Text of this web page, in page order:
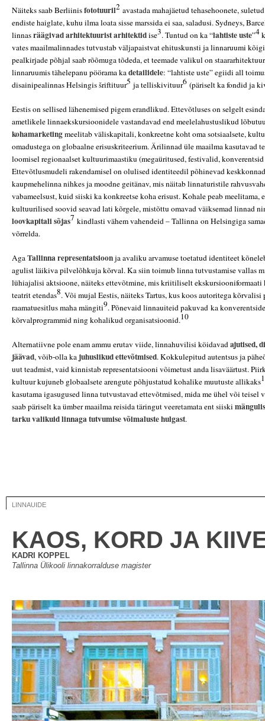
Näiteks saab Berliinisfototuuril2 avastada mahajäetud tehasehoonete,
endiste haiglate, kuhu ilma loata sisse marssida ei saa, saladusi.Sydneys,
linnasräägivad arhitektuurist arhitektidise3. Tuntud on ka “lahtiste uste”4
vates maailmalinnades tutvustab väljapaistvat ehituskunsti ja linnaruumi
pealkirjade põhjal saab rõõmuga tõdeda, et teemade valikul on
linnaruumis tähelepanu pöörama kadetailidele: “lahtiste uste” egiidi all
disainipealinnas Helsingis šriftituur5 ja telliskivituur6 (päriselt ka fondid ja
Eestis on sellised lähenemised pigem erandlikud. Ettevõtluses on selgelt
ametlikele linnaekskursioonidele vastandavad end meelelahustuslikud
kohamarketingmeelitab väliskapitali, konkreetne koht oma sotsiaalsete,
omadustega on globaalne erisuskriteerium. Ärilinnad üle maailma kasutavad
loomisel regionaalset kultuurimaastiku (megaüritused, festivalid, konverentsid
Ettevõtlusmudeli rakendamisel on olulised identiteedil põhinevad
kaupmehelinna nihkes ja moodne geitänav, mis näitab linnaturistile
vabameelsust, kuid siiski ka konkreetse koha erisust. Kohale peab
kultuurilised soovid seavad lati kõrgele, mistõttu omavad väiksemad linnad
loovkapitali sõjas7 kindlasti vähem vahendeid – Tallinna on Helsingiga
võrrelda.
AgaTallinna representatsioonja avaliku arvamuse toetatud identiteet
agulist läikiva pilvelõhkuja kõrval. Ka siin toimub linna tutvustamise vallas
lühiajalisi aktsioone, näiteks ettevõtmine, mis kriitiliselt ekskursiooniformaati
teatrit etendas8. Või mujal Eestis, näiteks Tartus, kus koos autoritega kõrvalisi
raamatuesitlus maha mängiti9. Põnevaid linnauiteid pakuvad ka
kõrvalprogrammid ning kohalikud organisatsioonid.10
Alternatiivne pole enam ammu erutav viide, linnahuvilisi köidavadajutised,
jäävad, võib-olla ka juhuslikud ettevõtmised. Kokkulepitud autentsus ja
uut teadmist, vaid kinnistab representatsiooni võimetust anda lisaväärtust.
kultuur kujuneb globaalsete arengute põhjustatud kohalike muutuste allikaks
kasutama igasugused linna tutvustavad ettevõtmised, mida me ühel või teisel
saab päriselt ka ümber maailma reisida täringut veeretamata ent siiski
tarku valikuid linnaga tutvumise võimaluste hulgast.
LINNAUIDE
KAOS, KORD JA
KADRI KOPPEL
Tallinna Ülikooli linnakorralduse magister